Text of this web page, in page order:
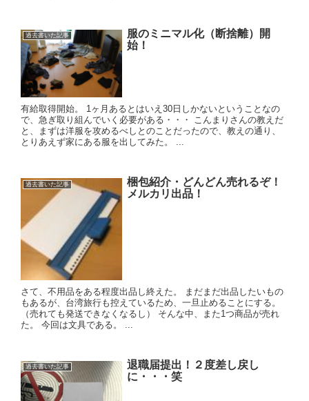
過去書いた記事
服のミニマル化（断捨離）開
始！
有給取得開始。 1ヶ月あるとはいえ30日しかないということなの
で、急ぎ取り組んでいく必要がある・・・ こんまりさんの教えだ
と、まずは洋服を攻めるべしとのことだったので、教えの通り、
とりあえず家にある服を出してみた。 ...
過去書いた記事
梱包紹介・どんどん売れるぞ！
メルカリ出品！
さて、不用品をある程度出品し終えた。 まだまだ出品したいもの
もあるが、台湾旅行も控えているため、一旦止めることにする。
（売れても発送できなくなるし） そんな中、また1つ商品が売れ
た。 今回は文具である。 ...
過去書いた記事
退職届提出！２度差し戻し
に・・・笑